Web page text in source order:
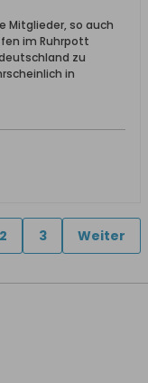
Mitglieder, so auch
im Ruhrpott
zu
in
2 3 Weiter